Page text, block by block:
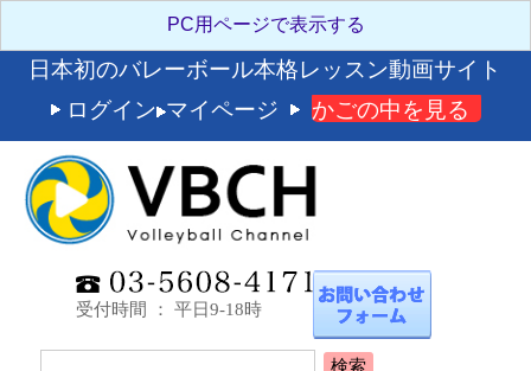
日本初のバレーボール本格レッスン動画サイト
ログイン マイページ かごの中を見る
受付時間 ： 平日9-18時
検索